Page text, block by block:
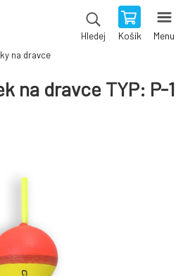
Hledej Košík Menu
na dravce
na dravce TYP: P-1